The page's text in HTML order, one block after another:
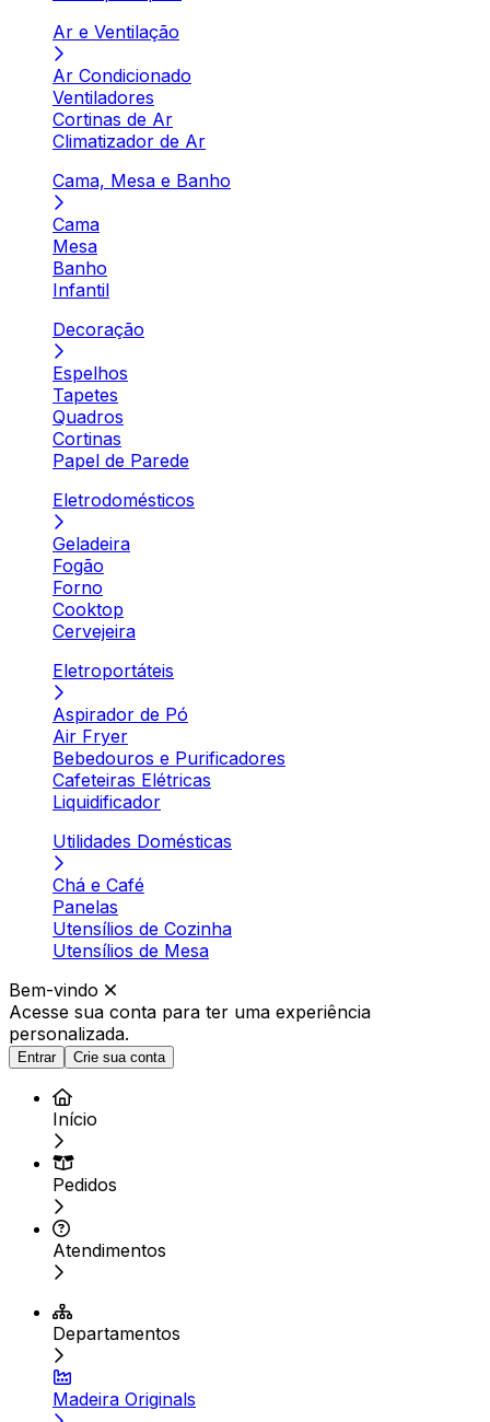
Ar e Ventilação
Ar Condicionado
Ventiladores
Cortinas de Ar
Climatizador de Ar
Cama, Mesa e Banho
Cama
Mesa
Banho
Infantil
Decoração
Espelhos
Tapetes
Quadros
Cortinas
Papel de Parede
Eletrodomésticos
Geladeira
Fogão
Forno
Cooktop
Cervejeira
Eletroportáteis
Aspirador de Pó
Air Fryer
Bebedouros e Purificadores
Cafeteiras Elétricas
Liquidificador
Utilidades Domésticas
Chá e Café
Panelas
Utensílios de Cozinha
Utensílios de Mesa
Bem-vindo
Acesse sua conta para ter uma experiência
personalizada.
Entrar Crie sua conta
Início
Pedidos
Atendimentos
Departamentos
Madeira Originals